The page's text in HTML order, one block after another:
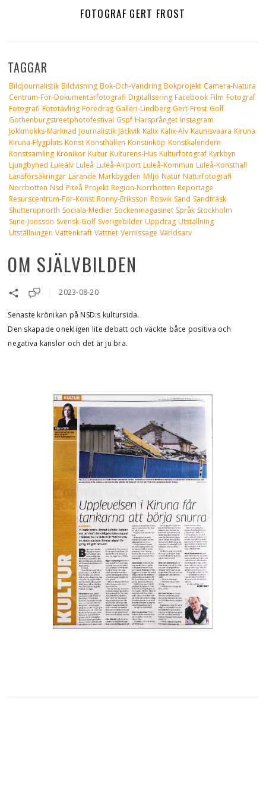
FOTOGRAF GERT FROST
OM SJÄLVBILDEN
2023-08-20
Senaste krönikan på NSD:s kultursida.
Den skapade onekligen lite debatt och väckte båce positiva och
negativa känslor och det är ju bra.
TAGGAR
Bildjournalistik Bildvisning Bok-Och-Vandring Bokprojekt Camera-Natura
Centrum-För-Dokumentärfotografi Digitalisering Facebook Film Fotograf
Fotografi Fototävling Föredrag Galleri-Lindberg Gert-Frost Golf
Gothenburgstreetphotofestival Gspf Harsprånget Instagram
Jokkmokks-Marknad Journalistik Jäckvik Kalix Kalix-Älv Kaunisvaara Kiruna
Kiruna-Flygplats Konst Konsthallen Konstinköp Konstkalendern
Konstsamling Krönikor Kultur Kulturens-Hus Kulturfotograf Kyrkbyn
Ljungbyhed Luleälv Luleå Luleå-Airport Luleå-Kommun Luleå-Konsthall
Länsförsäkringar Lärande Markbygden Miljö Natur Naturfotografi
Norrbotten Nsd Piteå Projekt Region-Norrbotten Reportage
Resurscentrum-För-Konst Ronny-Eriksson Rosvik Sand Sandträsk
Shutterupnorth Sociala-Medier Sockenmagasinet Språk Stockholm
Sune-Jonsson Svensk-Golf Sverigebilder Uppdrag Utställning
Utställningen Vattenkraft Vattnet Vernissage Världsarv